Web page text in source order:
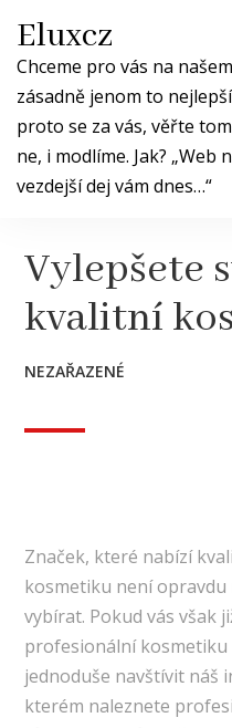
content
Eluxcz
Chceme pro vás na
zásadně jenom to
proto se za vás, věřte
ne, i modlíme. Jak? „Web
vezdejší dej vám dnes…“
Vylepšete
kvalitní
NEZAŘAZENÉ
Značek, které nabízí
kosmetiku není
vybírat. Pokud vás však
profesionální kosmetiku
jednoduše navštívit náš
kterém naleznete